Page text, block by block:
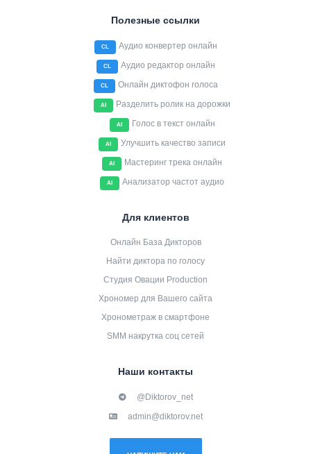
Полезные ссылки
CL Аудио конвертер онлайн
CL Аудио редактор онлайн
CL Онлайн диктофон голоса
AI Разделить ролик на дорожки
AI Голос в текст онлайн
AI Улучшить качество записи
AI Мастеринг трека онлайн
AI Анализатор частот аудио
Для клиентов
Онлайн База Дикторов
Найти диктора по голосу
Студия Овации Production
Хрономер для Вашего сайта
Хронометраж в смартфоне
SMM накрутка соц сетей
Наши контакты
@Diktorov_net
admin@diktorov.net